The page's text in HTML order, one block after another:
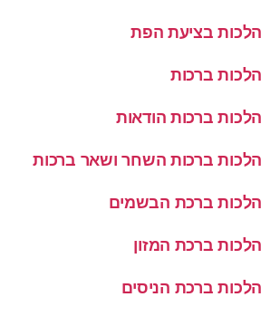
הלכות בציעת הפת
הלכות ברכות
הלכות ברכות הודאות
הלכות ברכות השחר ושאר ברכות
הלכות ברכת הבשמים
הלכות ברכת המזון
הלכות ברכת הניסים